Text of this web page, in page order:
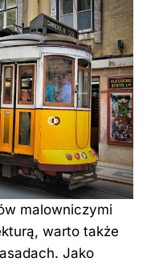
malowniczymi
warto także
Jako